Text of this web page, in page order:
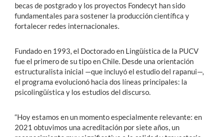
becas de postgrado y los proyectos Fondecyt han sido
fundamentales para sostener la producción científica y
fortalecer redes internacionales.
Fundado en 1993, el Doctorado en Lingüística de la PUCV
fue el primero de su tipo en Chile. Desde una orientación
estructuralista inicial —que incluyó el estudio del rapanui—,
el programa evolucionó hacia dos líneas principales: la
psicolingüística y los estudios del discurso.
“Hoy estamos en un momento especialmente relevante: en
2021 obtuvimos una acreditación por siete años, un